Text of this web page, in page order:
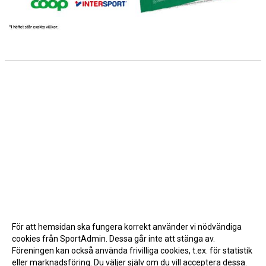
För att hemsidan ska fungera korrekt använder vi nödvändiga
cookies från SportAdmin. Dessa går inte att stänga av.
Föreningen kan också använda frivilliga cookies, t.ex. för statistik
eller marknadsföring. Du väljer själv om du vill acceptera dessa.